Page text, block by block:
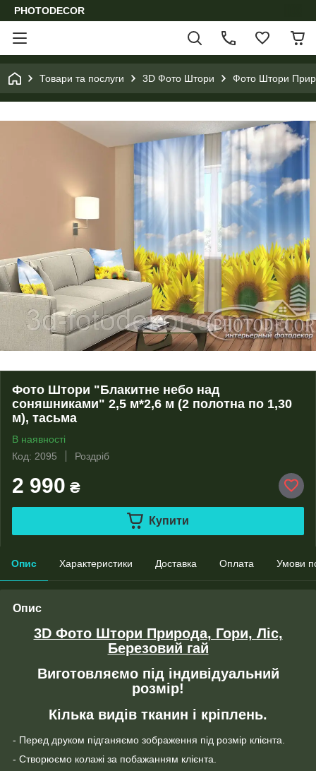
PHOTODECOR
Товари та послуги 3D Фото Штори Фото Штори
Фото Штори "Блакитне небо над
соняшниками" 2,5 м*2,6 м (2 полотна по 1,30
м), тасьма
В наявності
Код: 2095
Роздріб
2 990 ₴
Купити
Опис Характеристики Доставка Оплата Умови
Опис
3D Фото Штори Природа, Гори, Ліс,
Березовий гай
Виготовляємо під індивідуальний
розмір!
Кілька видів тканин і кріплень.
- Перед друком підганяємо зображення під розмір клієнта.
- Створюємо колажі за побажанням клієнта.